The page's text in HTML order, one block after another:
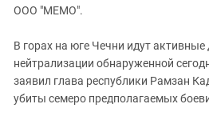
Дагестан
Кабардино-Балкария
Калмыкия
ООО "МЕМО".
В горах на юге Чечни идут активные
нейтрализации обнаруженной
заявил глава республики Рамзан
убиты семеро предполагаемых